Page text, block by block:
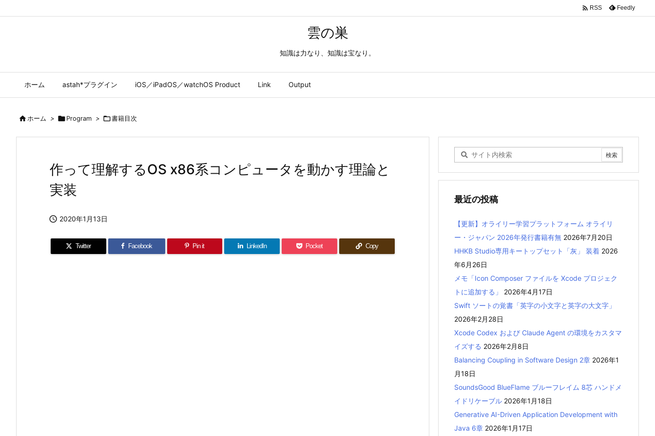
雲の巣
知識は力なり、知識は宝なり。
ホーム astah*プラグイン iOS／iPadOS／watchOS Product Link Output
 RSS Feedly
ホーム > Program > 書籍目次
作って理解するOS x86系コンピュータを動かす理論と
実装
 2020年1月13日
Twitter Facebook Pin it LinkedIn Pocket Copy
最近の投稿
【更新】オライリー学習プラットフォーム オライリ
ー・ジャパン 2026年発行書籍有無 2026年7月20日
HHKB Studio専用キートップセット「灰」 装着 2026
年6月26日
メモ「Icon Composer ファイルを Xcode プロジェク
トに追加する」
2026年4月17日
Swift ソートの覚書「英字の小文字と英字の大文字」
2026年2月28日
Xcode Codex および Claude Agent の環境をカスタマ
イズする 2026年2月8日
Balancing Coupling in Software Design 2章 2026年1
月18日
SoundsGood BlueFlame ブルーフレイム 8芯 ハンドメ
イドリケーブル 2026年1月18日
Generative AI-Driven Application Development with
Java 6章 2026年1月17日